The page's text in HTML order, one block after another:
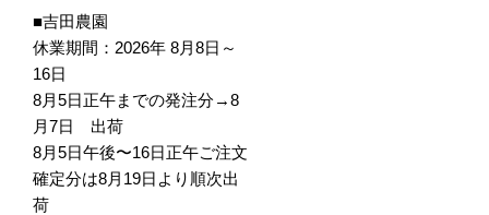
■吉田農園
休業期間：2026年 8月8日～
16日
8月5日正午までの発注分→8
月7日 出荷
8月5日午後〜16日正午ご注文
確定分は8月19日より順次出
荷